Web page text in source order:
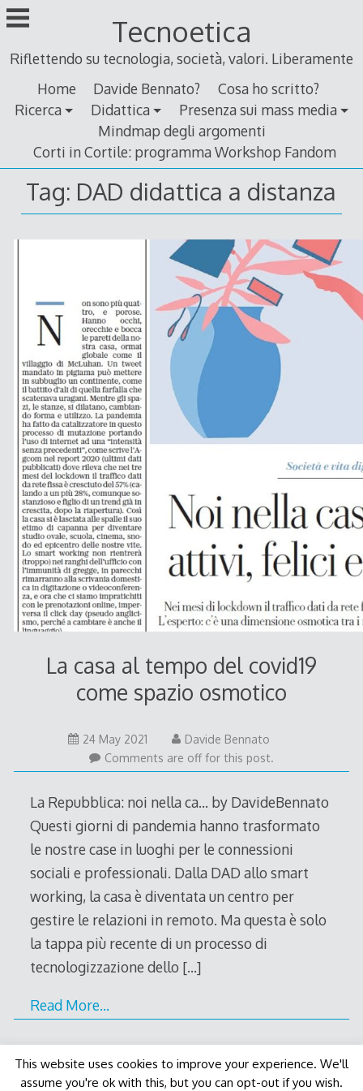
Skip
to
Tecnoetica
Riflettendo su tecnologia, società, valori. Liberamente
Home
Davide Bennato?
Cosa ho scritto?
Ricerca
Didattica
Presenza sui mass media
Mindmap degli argomenti
Corti in Cortile: programma Workshop Fandom
Tag: DAD didattica a distanza
La casa al tempo del covid19
come spazio osmotico
24 May 2021
Davide Bennato
Comments are off for this post.
La Repubblica: noi nella ca… by DavideBennato
Questi giorni di pandemia hanno trasformato
le nostre case in luoghi per le connessioni
sociali e professionali. Dalla DAD allo smart
working, la casa è diventata un centro per
gestire le relazioni in remoto. Ma questa è solo
la tappa più recente di un processo di
tecnologizzazione dello […]
Read More…
This website uses cookies to improve your experience. We'll
assume you're ok with this, but you can opt-out if you wish.